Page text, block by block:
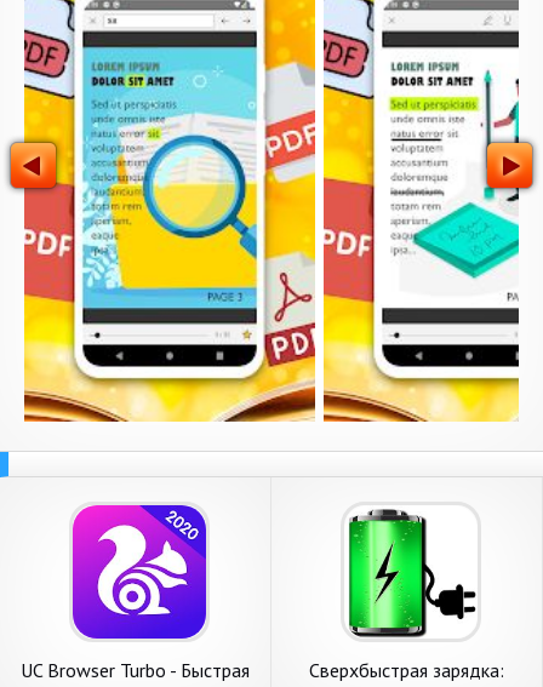
UC Browser Turbo - Быстрая
Сверхбыстрая зарядка: